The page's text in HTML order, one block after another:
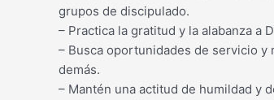
grupos de discipulado.
– Practica la gratitud y la alabanza a
– Busca oportunidades de servicio
demás.
– Mantén una actitud de humildad y